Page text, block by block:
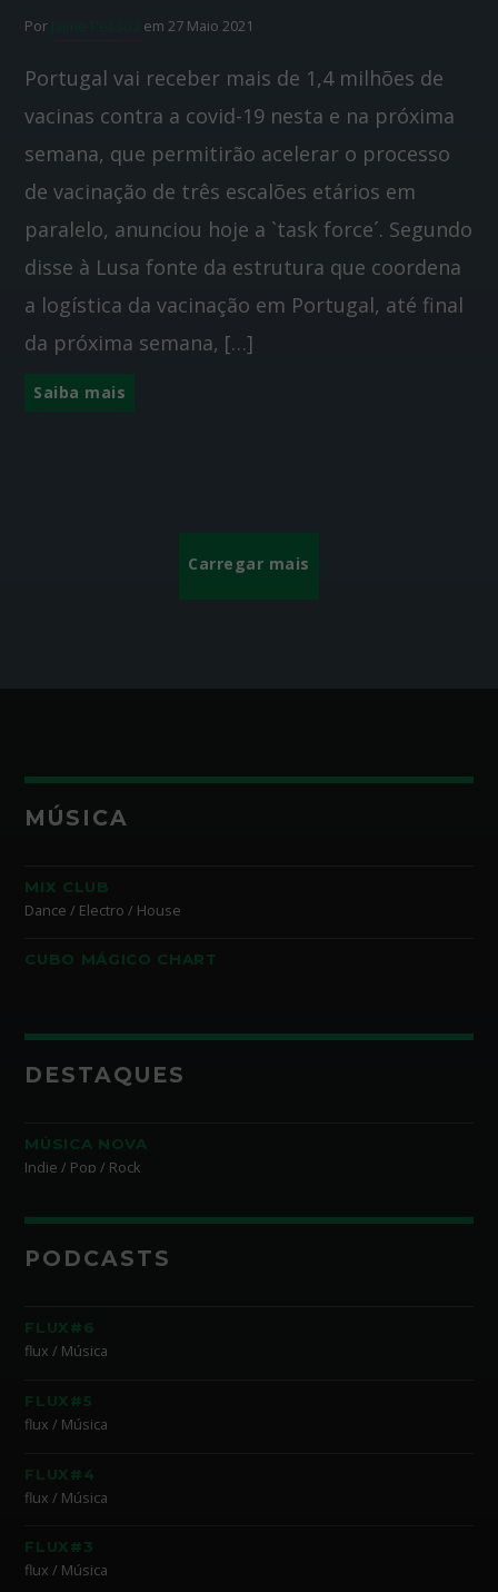
Por em 27 Maio 2021
Portugal vai receber mais de 1,4 milhões de
vacinas contra a covid-19 nesta e na próxima
semana, que permitirão acelerar o processo
de vacinação de três escalões etários em
paralelo, anunciou hoje a `task force´. Segundo
disse à Lusa fonte da estrutura que coordena
a logística da vacinação em Portugal, até final
da próxima semana, […]
Saiba mais
Carregar mais
MÚSICA
MIX CLUB
Dance / Electro / House
CUBO MÁGICO CHART
DESTAQUES
MÚSICA NOVA
Indie / Pop / Rock
PODCASTS
FLUX#6
flux / Música
FLUX#5
flux / Música
FLUX#4
flux / Música
FLUX#3
flux / Música